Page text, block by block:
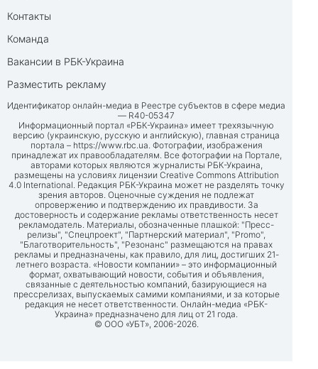
Контакты
Команда
Вакансии в РБК-Украина
Разместить рекламу
Идентификатор онлайн-медиа в Реестре субъектов в сфере медиа
— R40-05347
Информационный портал «РБК-Украина» имеет трехязычную
версию (украинскую, русскую и английскую), главная страница
портала – https://www.rbc.ua. Фотографии, изображения
принадлежат их правообладателям. Все фотографии на Портале,
авторами которых являются журналисты РБК-Украина,
размещены на условиях лицензии Creative Commons Attribution
4.0 International. Редакция РБК-Украина может не разделять точку
зрения авторов. Оценочные суждения не подлежат
опровержению и подтверждению их правдивости. За
достоверность и содержание рекламы ответственность несет
рекламодатель. Материалы, обозначенные плашкой: "Пресс-
релизы", "Спецпроект", "Партнерский материал", "Promo",
"Благотворительность", "Резонанс" размещаются на правах
рекламы и предназначены, как правило, для лиц, достигших 21-
летнего возраста. «Новости компании» – это информационный
формат, охватывающий новости, события и объявления,
связанные с деятельностью компаний, базирующиеся на
прессрелизах, выпускаемых самими компаниями, и за которые
редакция не несет ответственности. Онлайн-медиа «РБК-
Украина» предназначено для лиц от 21 года.
© ООО «УБТ», 2006-2026.